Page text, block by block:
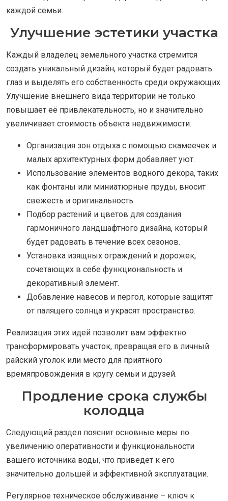
каждой семьи.
Улучшение эстетики участка
Каждый владелец земельного участка стремится
создать уникальный дизайн, который будет радовать
глаз и выделять его собственность среди окружающих.
Улучшение внешнего вида территории не только
повышает её привлекательность, но и значительно
увеличивает стоимость объекта недвижимости.
Организация зон отдыха с помощью скамеечек и
малых архитектурных форм добавляет уют.
Использование элементов водного декора, таких
как фонтаны или миниатюрные пруды, вносит
свежесть и оригинальность.
Подбор растений и цветов для создания
гармоничного ландшафтного дизайна, который
будет радовать в течение всех сезонов.
Установка изящных ограждений и дорожек,
сочетающих в себе функциональность и
декоративный элемент.
Добавление навесов и пергол, которые защитят
от палящего солнца и украсят пространство.
Реализация этих идей позволит вам эффектно
трансформировать участок, превращая его в личный
райский уголок или место для приятного
времяпровождения в кругу семьи и друзей.
Продление срока службы
колодца
Следующий раздел пояснит основные меры по
увеличению оперативности и функциональности
вашего источника воды, что приведет к его
значительно дольшей и эффективной эксплуатации.
Регулярное техническоe обслуживание – ключ к